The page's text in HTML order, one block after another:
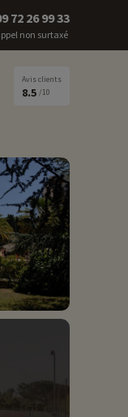
72 26 99 33
non surtaxé
Avis clients
8.5 /10